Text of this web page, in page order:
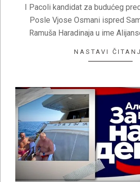
I Pacoli kandidat za budućeg
Posle Vjose Osmani ispred
Ramuša Haradinaja u ime
NASTAVI